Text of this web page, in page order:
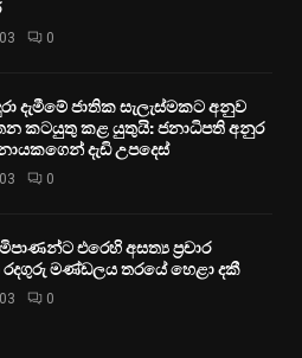
0
දැමීමේ ජාතික සැලැස්මකට අනුව
කටයුතු කළ යුතුයි: ජනාධිපති අනුර
දැඩි උපදෙස්
0
එරෙහි අසත්‍ය ප්‍රචාර
මණ්ඩලය තරයේ හෙළා දකී
0